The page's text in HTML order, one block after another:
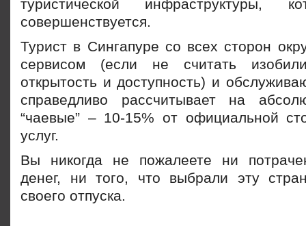
туристической инфраструктуры,
совершенствуется.
Турист в Сингапуре со всех сторон
сервисом (если не считать
открытость и доступность) и
справедливо рассчитывает на
“чаевые” – 10-15% от официальной
услуг.
Вы никогда не пожалеете ни
денег, ни того, что выбрали эту
своего отпуска.